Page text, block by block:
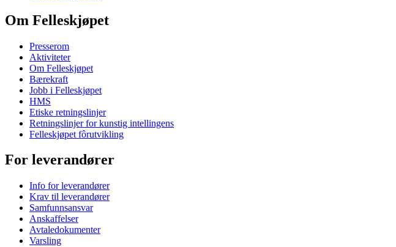
Om Felleskjøpet
Presserom
Aktiviteter
Om Felleskjøpet
Bærekraft
Jobb i Felleskjøpet
HMS
Etiske retningslinjer
Retningslinjer for kunstig intellingens
Felleskjøpet fôrutvikling
For leverandører
Info for leverandører
Krav til leverandører
Samfunnsansvar
Anskaffelser
Avtaledokumenter
Varsling